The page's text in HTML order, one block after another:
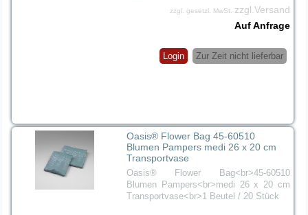
zzgl. gesetzl. MwSt. zzgl.Versand
Auf Anfrage
Zur Zeit nicht lieferbar
Login
Oasis® Flower Bag 45-60510
Blumen Pampers medi 26 x 20 cm
Transportvase
Oasis® Flower Bag<br>45-60510
Blumen Pampers<br>medi 26 x 20 cm
Transportvase<br>1 Beutel / 20 Stück